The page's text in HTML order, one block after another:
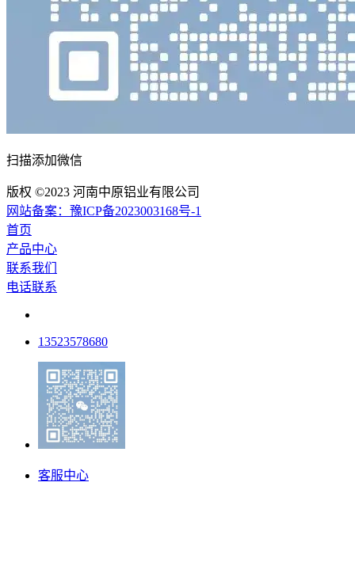
扫描添加微信
版权 ©2023 河南中原铝业有限公司
网站备案：豫ICP备2023003168号-1
首页
产品中心
联系我们
电话联系
13523578680
客服中心